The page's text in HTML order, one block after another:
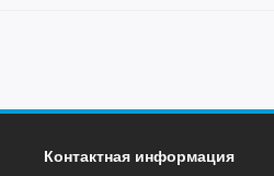
Контактная информация